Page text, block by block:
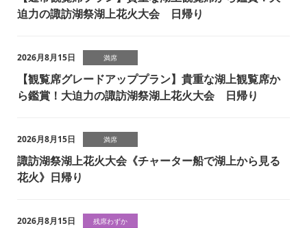
迫力の諏訪湖祭湖上花火大会 日帰り
2026月8月15日 満席
【観覧席グレードアッププラン】貴重な湖上観覧席か
ら鑑賞！大迫力の諏訪湖祭湖上花火大会 日帰り
2026月8月15日 満席
諏訪湖祭湖上花火大会《チャーター船で湖上から見る
花火》日帰り
2026月8月15日 残席わずか